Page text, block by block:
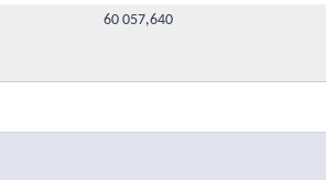
60 057,640